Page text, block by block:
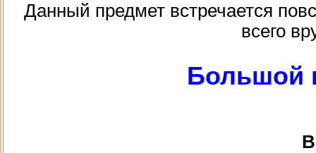
Данный предмет встречается
всего
Большой